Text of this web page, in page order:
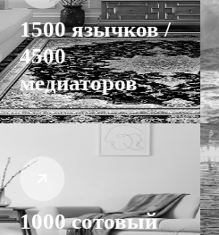
1500 язычков /
4500
медиаторов
1000 сотовый